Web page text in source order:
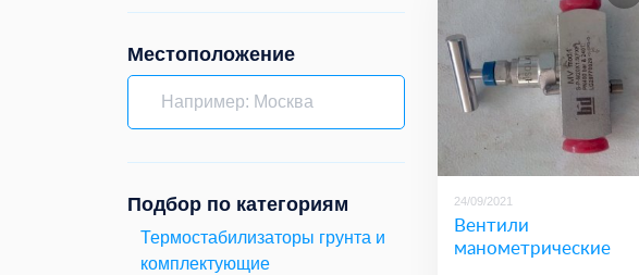
Местоположение
Подбор по категориям
Термостабилизаторы грунта и
комплектующие
24/09/2021
Вентили
манометрические